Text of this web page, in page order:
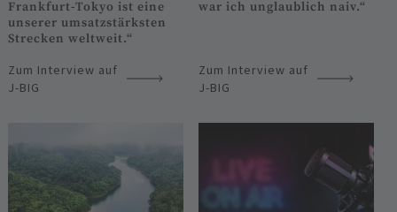
Frankfurt-Tokyo ist eine
unserer umsatzstärksten
Strecken weltweit.“
Zum Interview auf
J-BIG
war ich unglaublich naiv.“
Zum Interview auf
J-BIG